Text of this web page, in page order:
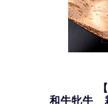
和牛牝牛